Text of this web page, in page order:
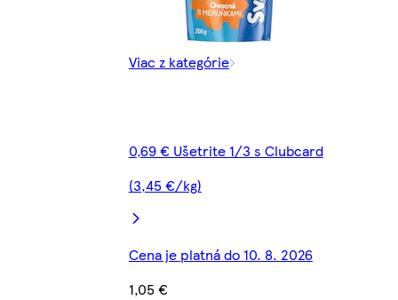
Viac z kategórie
0,69 € Ušetrite 1/3 s Clubcard
(3,45 €/kg)
Cena je platná do 10. 8. 2026
1,05 €